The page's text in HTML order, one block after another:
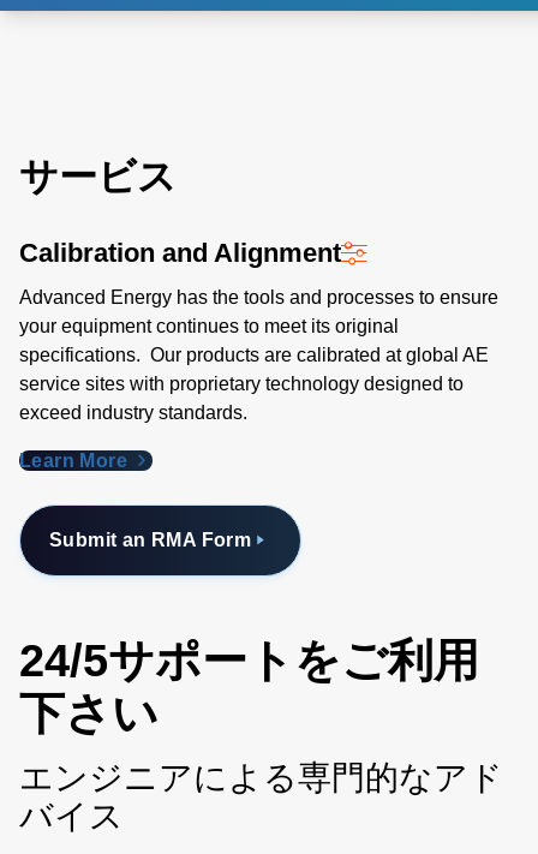
サービス
Calibration and Alignment
Advanced Energy has the tools and processes to ensure
your equipment continues to meet its original
specifications. Our products are calibrated at global AE
service sites with proprietary technology designed to
exceed industry standards​.
Learn More
Submit an RMA Form
24/5サポートをご利用
下さい
エンジニアによる専門的なアド
バイス